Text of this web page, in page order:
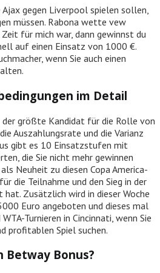
gegen Liverpool spielen sollen,
müssen. Rabona wette vew
für mich war, dann gewinnst du
auf einen Einsatz von 1000 €.
wenn Sie auch einen
im Detail
der größte Kandidat für die Rolle von
Auszahlungsrate und die Varianz
gibt es 10 Einsatzstufen mit
die Sie nicht mehr gewinnen
Neuheit zu diesen Copa America-
die Teilnahme und den Sieg in der
hat. Zusätzlich wird in dieser Woche
Euro angeboten und dieses mal
Turnieren in Cincinnati, wenn Sie
profitablen Spiel suchen.
Betway Bonus?